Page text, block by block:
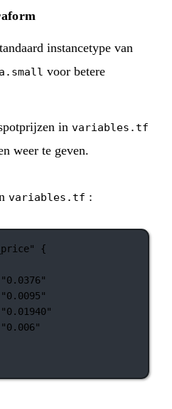
instancetype van
voor betere
in variables.tf
weer te geven.
variables.tf :
{
"0.0376"
"0.0095"
"0.01940"
"0.006"